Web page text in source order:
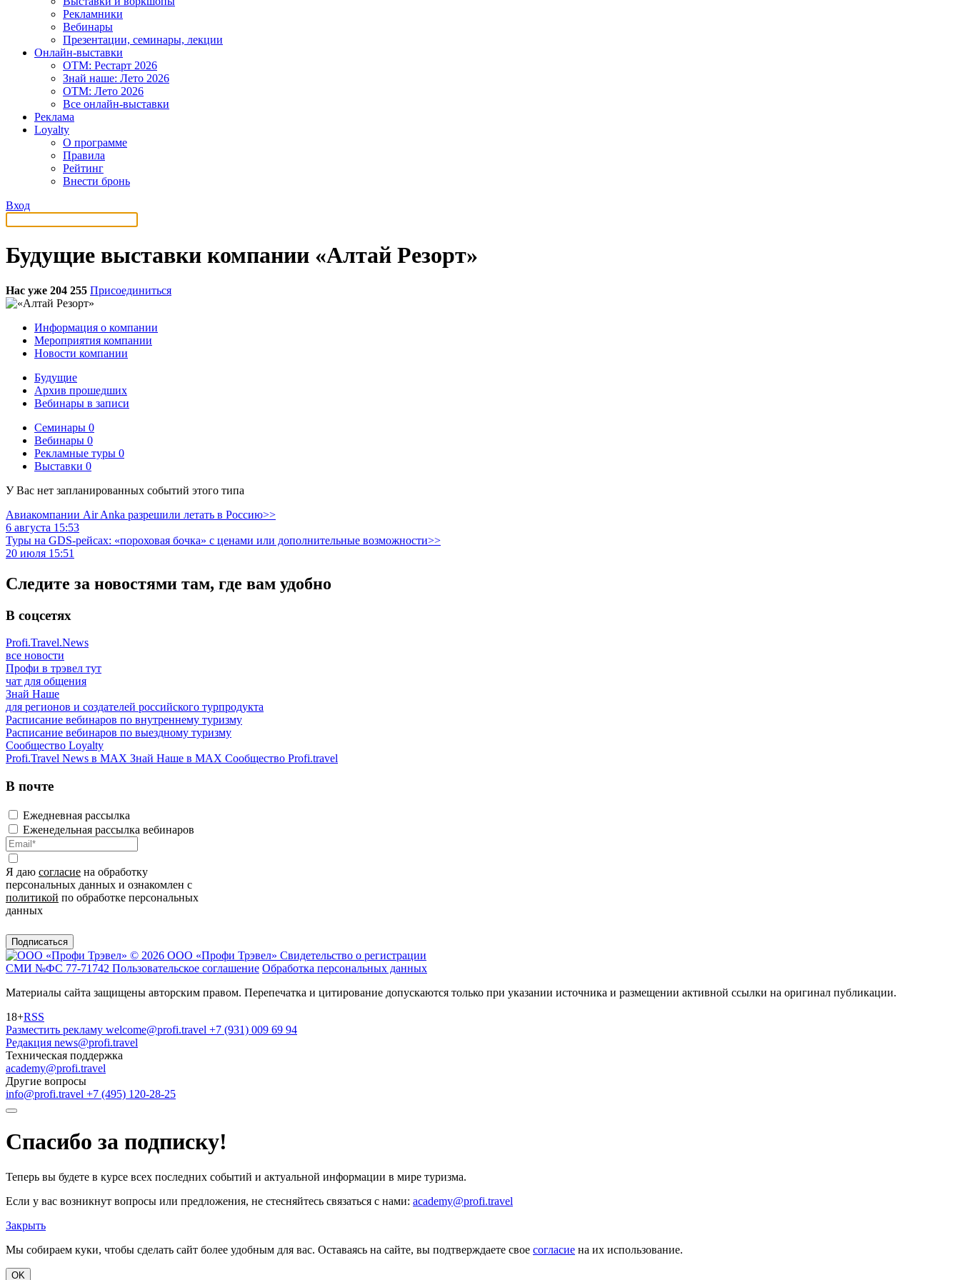
Рекламники
Вебинары
Презентации, семинары, лекции
Онлайн-выставки
OTM: Рестарт 2026
Знай наше: Лето 2026
OTM: Лето 2026
Все онлайн-выставки
Реклама
Loyalty
О программе
Правила
Рейтинг
Внести бронь
Вход
Будущие выставки компании «Алтай Резорт»
Нас уже 204 255 Присоединиться
Информация о компании
Мероприятия компании
Новости компании
Будущие
Архив прошедших
Вебинары в записи
Семинары 0
Вебинары 0
Рекламные туры 0
Выставки 0
У Вас нет запланированных событий этого типа
Авиакомпании Air Anka разрешили летать в Россию>>
6 августа 15:53
Туры на GDS-рейсах: «пороховая бочка» с ценами или дополнительные возможности>>
20 июля 15:51
Следите за новостями там, где вам удобно
В соцсетях
Profi.Travel.News
все новости
Профи в трэвел тут
чат для общения
Знай Наше
для регионов и создателей российского турпродукта
Расписание вебинаров по внутреннему туризму
Расписание вебинаров по выездному туризму
Сообщество Loyalty
Profi.Travel News в MAX Знай Наше в MAX Сообщество Profi.travel
В почте
Ежедневная рассылка
Еженедельная рассылка вебинаров
Я даю согласие на обработку
персональных данных и ознакомлен с
политикой по обработке персональных
данных
Подписаться
© 2026 ООО «Профи Трэвeл» Свидетельство о регистрации
СМИ №ФС 77-71742 Пользовательское соглашение Обработка персональных данных
Материалы сайта защищены авторским правом. Перепечатка и цитирование допускаются только при указании источника и размещении активной ссылки на оригинал публикации.
18+RSS
Разместить рекламу welcome@profi.travel +7 (931) 009 69 94
Редакция news@profi.travel
Техническая поддержка
academy@profi.travel
Другие вопросы
info@profi.travel +7 (495) 120-28-25
Спасибо за подписку!
Теперь вы будете в курсе всех последних событий и актуальной информации в мире туризма.
Если у вас возникнут вопросы или предложения, не стесняйтесь связаться с нами: academy@profi.travel
Закрыть
Мы собираем куки, чтобы сделать сайт более удобным для вас. Оставаясь на сайте, вы подтверждаете свое согласие на их использование.
OK